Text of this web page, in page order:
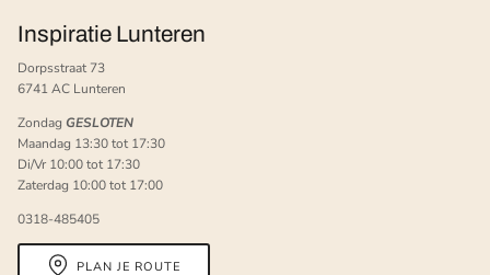
Inspiratie Lunteren
Dorpsstraat 73
6741 AC Lunteren
Zondag GESLOTEN
Maandag 13:30 tot 17:30
Di/Vr 10:00 tot 17:30
Zaterdag 10:00 tot 17:00
0318-485405
PLAN JE ROUTE